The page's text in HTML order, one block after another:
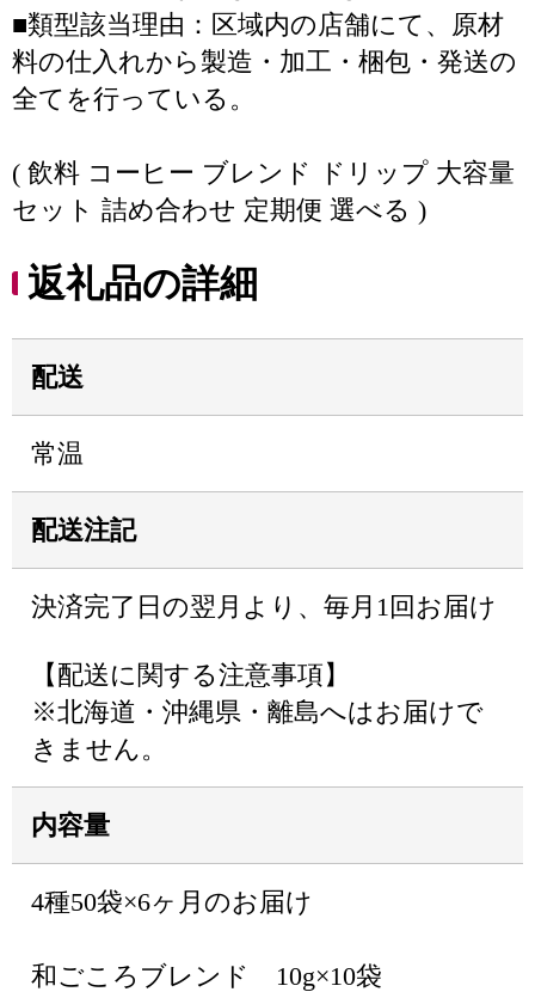
■類型該当理由：区域内の店舗にて、原材
料の仕入れから製造・加工・梱包・発送の
全てを行っている。
( 飲料 コーヒー ブレンド ドリップ 大容量
セット 詰め合わせ 定期便 選べる )
返礼品の詳細
配送
常温
配送注記
決済完了日の翌月より、毎月1回お届け
【配送に関する注意事項】
※北海道・沖縄県・離島へはお届けで
きません。
内容量
4種50袋×6ヶ月のお届け
和ごころブレンド 10g×10袋